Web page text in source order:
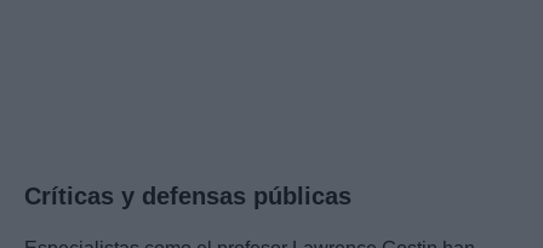
Críticas y defensas públicas